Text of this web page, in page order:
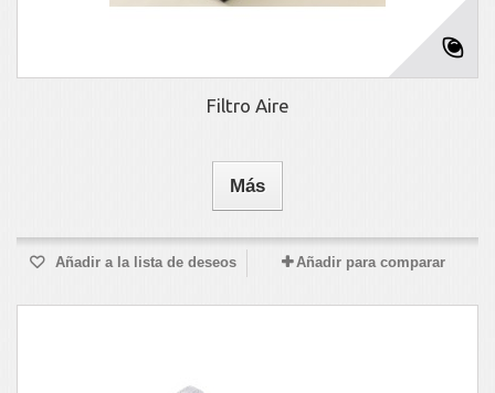
Filtro Aire
Más
Añadir a la lista de deseos Añadir para comparar